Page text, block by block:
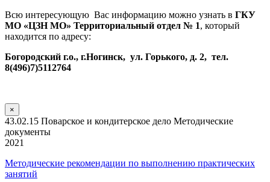
Всю интересующую Вас информацию можно узнать в ГКУ
МО «ЦЗН МО» Территориальный отдел № 1, который
находится по адресу:
Богородский г.о., г.Ногинск, ул. Горького, д. 2, тел.
8(496)7)5112764
×
43.02.15 Поварское и кондитерское дело Методические
документы
2021
Методические рекомендации по выполнению практических
занятий